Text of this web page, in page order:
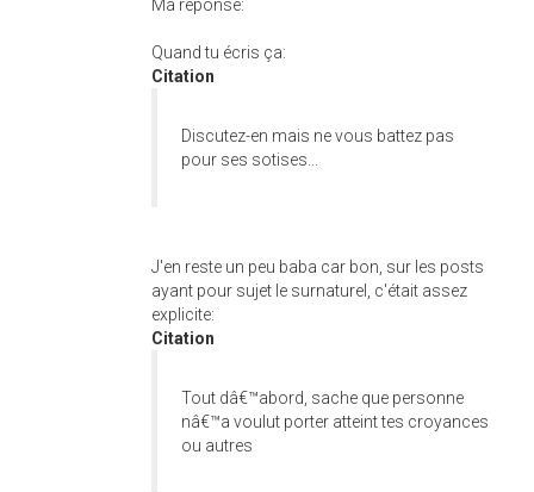
Ma réponse:
Quand tu écris ça:
Citation
Discutez-en mais ne vous battez pas
pour ses sotises...
J'en reste un peu baba car bon, sur les posts
ayant pour sujet le surnaturel, c'était assez
explicite:
Citation
Tout dâ€™abord, sache que personne
nâ€™a voulut porter atteint tes croyances
ou autres